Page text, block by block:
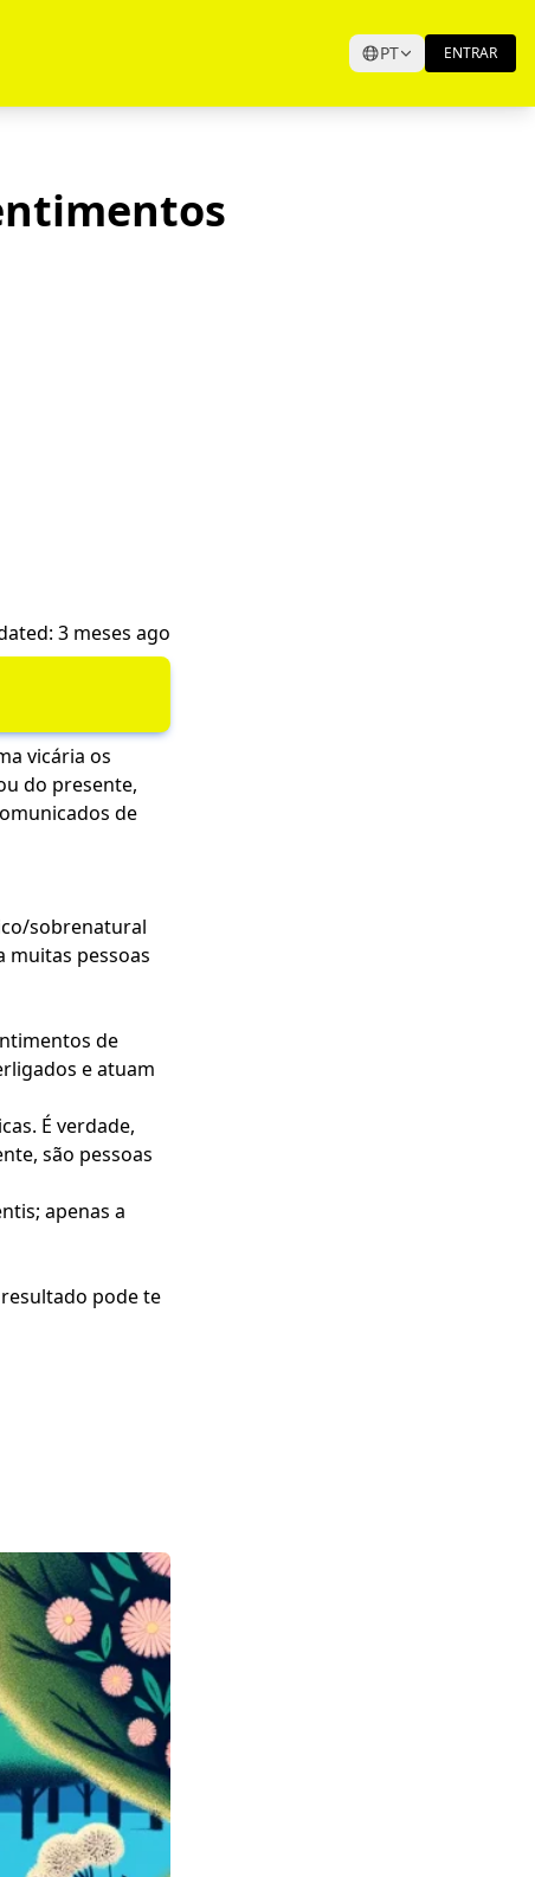
PT ENTRAR
3 meses ago
vicária os
do presente,
de
sobrenatural
muitas pessoas
de
e atuam
É verdade,
são pessoas
apenas a
pode te